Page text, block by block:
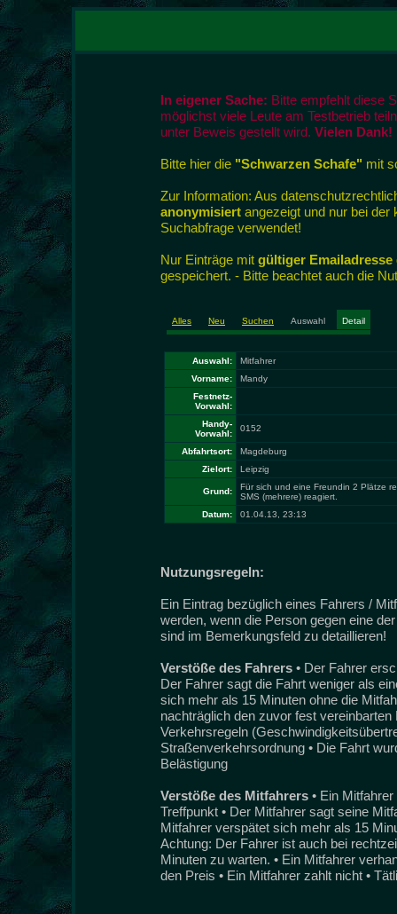
In eigener Sache: Bitte empfehlt diese
möglichst viele Leute am Testbetrieb
unter Beweis gestellt wird. Vielen Dank!
Bitte hier die "Schwarzen Schafe" mit
Zur Information: Aus
anonymisiert angezeigt und nur bei der
Suchabfrage verwendet!
Nur Einträge mit gültiger Emailadresse
gespeichert. - Bitte beachtet auch die
Alles Neu Suchen Auswahl Detail
Auswahl:
Mitfahrer
Vorname:
Mandy
Festnetz-
Vorwahl:
Handy-
Vorwahl:
0152
Abfahrtsort:
Magdeburg
Zielort:
Leipzig
Grund:
Für sich und eine Freundin 2 Plätze
SMS (mehrere) reagiert.
Datum:
01.04.13, 23:13
Nutzungsregeln:
Ein Eintrag bezüglich eines Fahrers /
werden, wenn die Person gegen eine
sind im Bemerkungsfeld zu detaillieren!
Verstöße des Fahrers • Der Fahrer
Der Fahrer sagt die Fahrt weniger als
sich mehr als 15 Minuten ohne die
nachträglich den zuvor fest
Verkehrsregeln
Straßenverkehrsordnung • Die Fahrt
Belästigung
Verstöße des Mitfahrers • Ein
Treffpunkt • Der Mitfahrer sagt seine
Mitfahrer verspätet sich mehr als 15
Achtung: Der Fahrer ist auch bei
Minuten zu warten. • Ein Mitfahrer
den Preis • Ein Mitfahrer zahlt nicht •